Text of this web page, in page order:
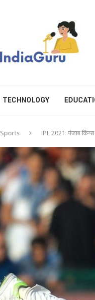
TECHNOLOGY
Sports IPL 2021: पंजाब